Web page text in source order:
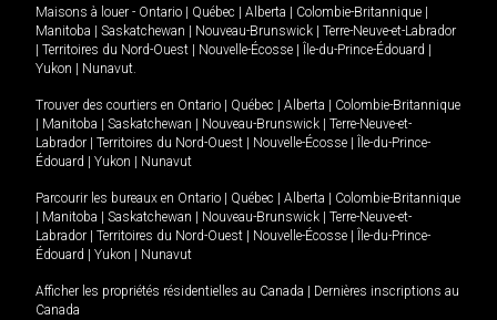
Maisons à louer - Ontario Québec Alberta Colombie-Britannique
Manitoba
Saskatchewan Nouveau-Brunswick
Terre-Neuve-et-Labrador
Territoires du Nord-Ouest Nouvelle-Écosse Île-du-Prince-Édouard
Yukon
Nunavut.
Trouver des courtiers en Ontario Québec Alberta
Colombie-Britannique
Manitoba Saskatchewan Nouveau-Brunswick
Terre-Neuve-et-
Labrador
Territoires du Nord-Ouest Nouvelle-Écosse
Île-du-Prince-
Édouard
Yukon Nunavut
Parcourir les bureaux en Ontario Québec Alberta
Colombie-Britannique
Manitoba Saskatchewan Nouveau-Brunswick
Terre-Neuve-et-
Labrador
Territoires du Nord-Ouest Nouvelle-Écosse
Île-du-Prince-
Édouard
Yukon Nunavut
Afficher les propriétés résidentielles au Canada
Dernières inscriptions au
Canada